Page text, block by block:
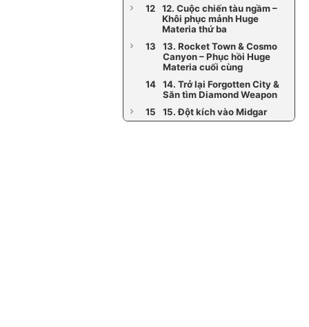
12. Cuộc chiến tàu ngầm –
Khôi phục mảnh Huge
Materia thứ ba
13. Rocket Town & Cosmo
Canyon – Phục hồi Huge
Materia cuối cùng
14. Trở lại Forgotten City &
Săn tìm Diamond Weapon
15. Đột kích vào Midgar